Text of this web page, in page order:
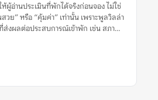
ผู้อ่านประเมินที่พักได้จริงก่อนจอง ไม่ใช่
วย” หรือ “คุ้มค่า” เท่านั้น เพราะพูลวิลล่า
ส่งผลต่อประสบการณ์เข้าพัก เช่น สภาพ
ายสัญญาณร่วมกัน ทั้งรูปจริงจากผู้เข้าพัก